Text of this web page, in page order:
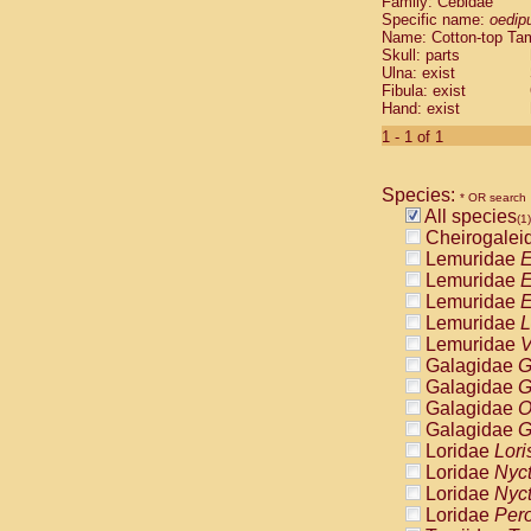
Cebidae
Cebidae
Cebidae
Cebidae
Cebidae
Cebidae
Cebidae
Cebidae
Cebidae
Cebidae
Cebidae
Cebidae
Atelidae
Atelidae
Atelidae
Atelidae
Atelidae
Atelidae
Atelidae
Atelidae
Atelidae
Atelidae
Pitheciidae
Specific name:
Name: Cotton-top
Skull: parts
Ulna: exist
Fibula: exist
Hand: exist
1 - 1 of 1
Species: * OR search
All species(1)
Lemuridae
Lemuridae
Lemuridae
Lemuridae
Lemuridae
Galagidae
Galagidae
Galagidae
Galagidae
Loridae
Loridae
Loridae
Loridae